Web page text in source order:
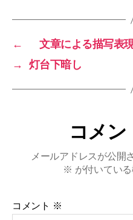
←
文章による描写表
→
灯台下暗し
コメン
メールアドレスが公開
※ が付いてい
コメント ※